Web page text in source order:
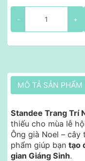
- +
MÔ TẢ SẢN PHẨM
Standee Trang Trí
thiếu cho mùa lễ
Ông già Noel –
phẩm giúp bạn tạo
gian Giáng Sinh.